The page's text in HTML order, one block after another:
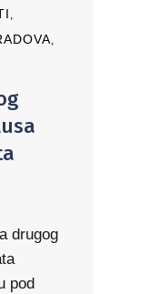
,
,
drugog
pod